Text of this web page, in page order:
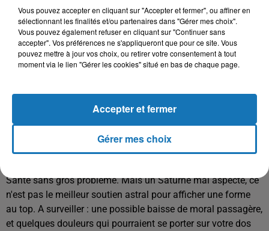
Vous feriez mieux de ne plus y penser et de chercher votre
consolation ailleurs.
Argent
Mercure vous favorisera financièrement. Sans vous assurer
tranquillement sans investissement superflu. Vous serez
bien placé pour toute question liée au patrimoine, à un
héritage, à une succession ; vous saurez faire fructifier ces
biens de manière avisée et opportune.
Santé sans gros problème. Mais un Saturne mal aspecté, ce
n'est pas le meilleur soutien astral pour afficher une forme
au top. A surveiller : une possible baisse de moral passagère,
et quelques douleurs qui pourraient se porter sur votre dos
Vous pouvez accepter en cliquant sur "Accepter et fermer", ou affiner en
sélectionnant les finalités et/ou partenaires dans "Gérer mes choix".
Vous pouvez également refuser en cliquant sur "Continuer sans
accepter". Vos préférences ne s'appliqueront que pour ce site. Vous
pouvez mettre à jour vos choix, ou retirer votre consentement à tout
moment via le lien "Gérer les cookies" situé en bas de chaque page.
Gérer mes choix
Accepter et fermer